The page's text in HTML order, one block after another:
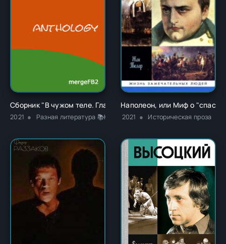
Сборник "В чужом теле. Глава 1" - Ричард Карл Лаймон
2021 Разная литература 📚Классика
Наполеон, или Миф о
2021 Историческая проза